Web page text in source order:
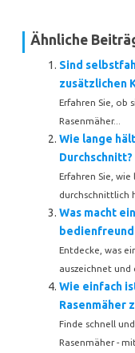
Ähnliche
Sind
zusätzlichen
Erfahren Sie, ob
Rasenmäher...
Wie lange
Durchschnitt?
Erfahren Sie,
durchschnittlich
Was macht
Entdecke, was
auszeichnet und
Wie einfach
Rasenmäher
Finde schnell
Rasenmäher -